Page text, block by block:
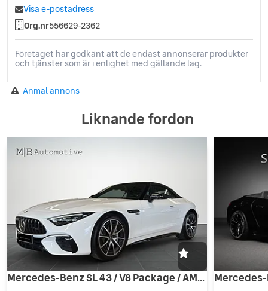
Visa e-postadress
Org.nr556629-2362
Företaget har godkänt att de endast annonserar produkter
och tjänster som är i enlighet med gällande lag.
Anmäl annons
Liknande fordon
Mercedes-Benz SL 43 / V8 Package / AMG Night Package II / Burmester®